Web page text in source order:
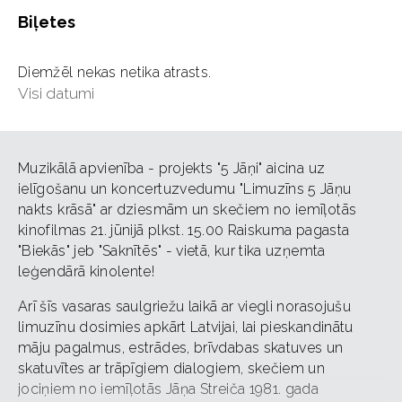
Biļetes
Diemžēl nekas netika atrasts.
Visi datumi
Muzikālā apvienība - projekts "5 Jāņi" aicina uz
ielīgošanu un koncertuzvedumu "Limuzīns 5 Jāņu
nakts krāsā" ar dziesmām un skečiem no iemīļotās
kinofilmas 21. jūnijā plkst. 15.00 Raiskuma pagasta
"Biekās" jeb "Saknītēs" - vietā, kur tika uzņemta
leģendārā kinolente!
Arī šīs vasaras saulgriežu laikā ar viegli norasojušu
limuzīnu dosimies apkārt Latvijai, lai pieskandinātu
māju pagalmus, estrādes, brīvdabas skatuves un
skatuvītes ar trāpīgiem dialogiem, skečiem un
jociņiem no iemīļotās Jāņa Streiča 1981. gada